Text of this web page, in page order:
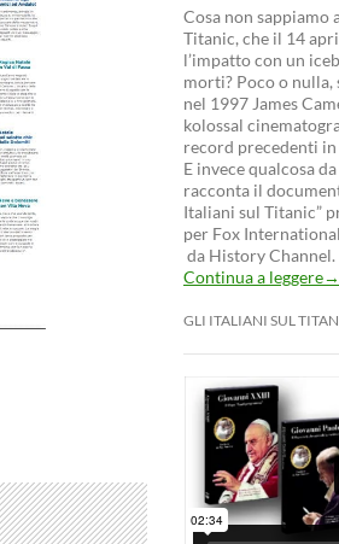
Cosa non sappiamo
Titanic, che il 14
l’impatto con un
morti? Poco o nulla,
nel 1997 James
kolossal
record precedenti
E invece qualcosa
racconta il
Italiani sul Titanic”
per Fox
da History Channel.
Continua a leggere→
GLI ITALIANI SUL